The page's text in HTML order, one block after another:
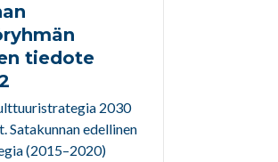
tiedote
2030
Satakunnan edellinen
(2015–2020)